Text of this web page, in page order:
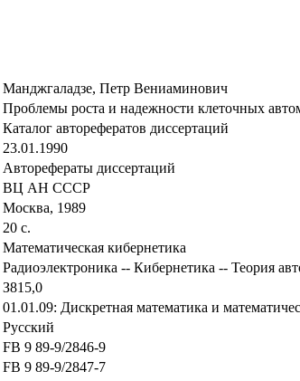
Манджгаладзе, Петр Вениаминович
Проблемы роста и надежности клеточных
Каталог авторефератов диссертаций
23.01.1990
Авторефераты диссертаций
ВЦ АН СССР
Москва, 1989
20 с.
Математическая кибернетика
Радиоэлектроника -- Кибернетика -- Теория
З815,0
01.01.09: Дискретная математика и
Русский
FB 9 89-9/2846-9
FB 9 89-9/2847-7